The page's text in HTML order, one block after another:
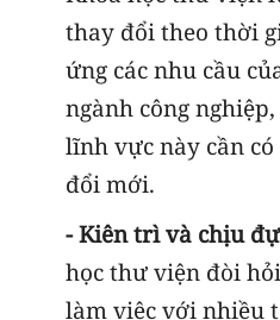
thay đổi theo thời
ứng các nhu cầu
ngành công
lĩnh vực này cần
đổi mới.
- Kiên trì và chịu
học thư viện đòi
làm việc với nhiều